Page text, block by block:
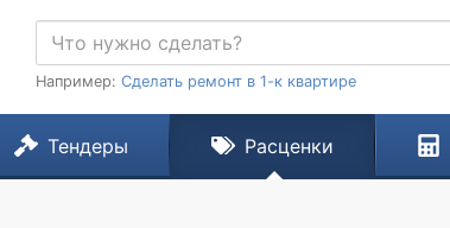
Например: Сделать ремонт в 1-к квартире
Тендеры Расценки